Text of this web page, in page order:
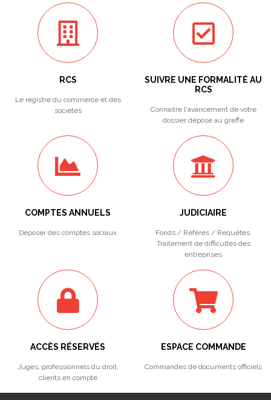
RCS
Le registre du commerce et des
sociétés
SUIVRE UNE FORMALITÉ AU
RCS
Connaitre l'avancement de votre
dossier déposé au greffe
COMPTES ANNUELS
Déposer des comptes sociaux
JUDICIAIRE
Fonds / Référés / Requêtes.
Traitement de difficultés des
entreprises
ACCÈS RÉSERVÉS
Juges, professionnels du droit,
clients en compte
ESPACE COMMANDE
Commandes de documents officiels